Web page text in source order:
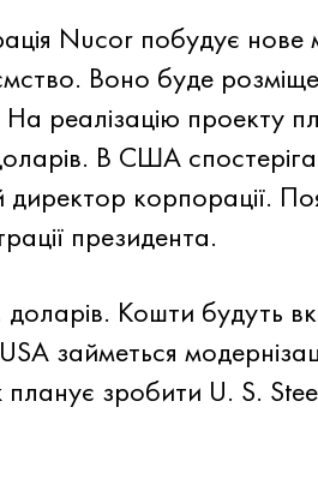
Nucor побудує нове
Воно буде
На реалізацію проекту
В США
директор корпорації.
президента.
Кошти будуть
займеться
зробити U. S.